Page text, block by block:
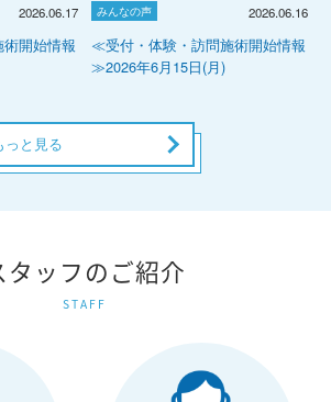
2026.06.17
開始情報
みんなの声 2026.06.16
≪受付・体験・訪問施術開始情報
≫2026年6月15日(月)
っと見る
タッフのご紹介
STAFF